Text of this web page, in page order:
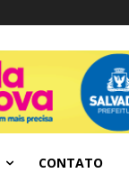
CONTATO